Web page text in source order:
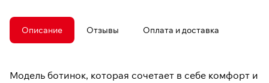
Описание Отзывы Оплата и доставка
Модель ботинок, которая сочетает в себе комфорт и